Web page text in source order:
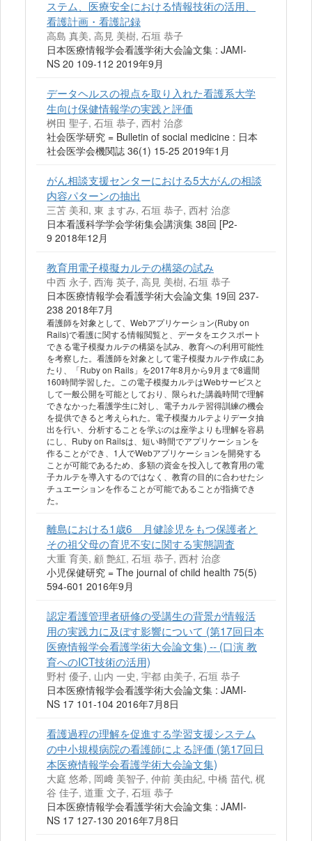
ステム、医療安全における情報技術の活用、
看護計画・看護記録
高島 真美, 高見 美樹, 石垣 恭子
日本医療情報学会看護学術大会論文集 : JAMI-
NS 20 109-112 2019年9月
データヘルスの視点を取り入れた看護系大学
生向け保健情報学の実践と評価
桝田 聖子, 石垣 恭子, 西村 治彦
社会医学研究 = Bulletin of social medicine : 日本
社会医学会機関誌 36(1) 15-25 2019年1月
がん相談支援センターにおける5大がんの相談
内容パターンの抽出
三苫 美和, 東 ますみ, 石垣 恭子, 西村 治彦
日本看護科学学会学術集会講演集 38回 [P2-
9 2018年12月
教育用電子模擬カルテの構築の試み
中西 永子, 西海 英子, 高見 美樹, 石垣 恭子
日本医療情報学会看護学術大会論文集 19回 237-
238 2018年7月
看護師を対象として、Webアプリケーション(Ruby on
Rails)で看護に関する情報閲覧と、データをエクスポート
できる電子模擬カルテの構築を試み、教育への利用可能性
を考察した。看護師を対象として電子模擬カルテ作成にあ
たり、「Ruby on Rails」を2017年8月から9月まで8週間
160時間学習した。この電子模擬カルテはWebサービスと
して一般公開を可能としており、限られた講義時間で理解
できなかった看護学生に対し、電子カルテ習得訓練の機会
を提供できると考えられた。電子模擬カルテよりデータ抽
出を行い、分析することを学ぶのは座学よりも理解を容易
にし、Ruby on Railsは、短い時間でアプリケーションを
作ることができ、1人でWebアプリケーションを開発する
ことが可能であるため、多額の資金を投入して教育用の電
子カルテを導入するのではなく、教育の目的に合わせたシ
チュエーションを作ることが可能であることが指摘でき
た。
離島における1歳6ゕ月健診児をもつ保護者と
その祖父母の育児不安に関する実態調査
大重 育美, 顧 艶紅, 石垣 恭子, 西村 治彦
小児保健研究 = The journal of child health 75(5)
594-601 2016年9月
認定看護管理者研修の受講生の背景が情報活
用の実践力に及ぼす影響について (第17回日本
医療情報学会看護学術大会論文集) -- (口演 教
育へのICT技術の活用)
野村 優子, 山内 一史, 宇都 由美子, 石垣 恭子
日本医療情報学会看護学術大会論文集 : JAMI-
NS 17 101-104 2016年7月8日
看護過程の理解を促進する学習支援システム
の中小規模病院の看護師による評価 (第17回日
本医療情報学会看護学術大会論文集)
大庭 悠希, 岡﨑 美智子, 仲前 美由紀, 中橋 苗代, 梶
谷 佳子, 道重 文子, 石垣 恭子
日本医療情報学会看護学術大会論文集 : JAMI-
NS 17 127-130 2016年7月8日